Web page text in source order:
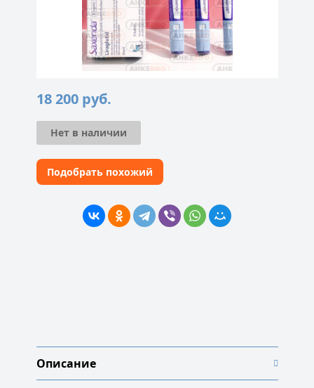
18 200 руб.
Нет в наличии
Подобрать похожий
Описание